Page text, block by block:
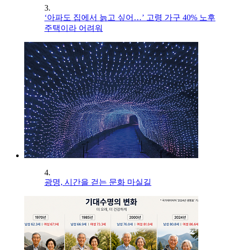
3.
‘아파도 집에서 늙고 싶어…’ 고령 가구 40% 노후
주택이라 어려워
4.
광명, 시간을 걷는 문화 마실길